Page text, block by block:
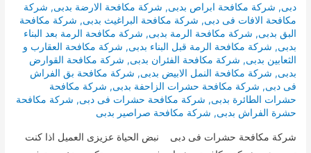
دبى, شركة مكافحة ابراص بدبى, شركة مكافحة الارضة بدبى, شركة
مكافحة الافات فى دبى, شركة مكافحة البراغيث بدبى, شركة مكافحة
البق بدبى, شركة مكافحة الرمة بدبى, شركة مكافحة الرمة بعد البناء
بدبى, شركة مكافحة الرمة قبل البناء بدبى, شركة مكافحة العقارب و
الثعابين بدبى, شركة مكافحة الفئران بدبى, شركة مكافحة القوارض
بدبى, شركة مكافحة النمل الابيض بدبى, شركة مكافحة بق الفراش
فى دبى, شركة مكافحة حشرات الزاحفة بدبى, شركة مكافحة
حشرات الطائرة بدبى, شركة مكافحة حشرات فى دبى, شركة مكافحة
حشرة الفراش بدبى, شركة مكافحة صراصير بدبى
شركة مكافحة حشرات فى دبى نبض الحياة عزيزى العميل اذا كنت